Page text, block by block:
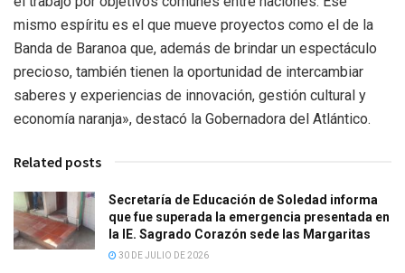
mismo espíritu es el que mueve proyectos como el de la
Banda de Baranoa que, además de brindar un espectáculo
precioso, también tienen la oportunidad de intercambiar
saberes y experiencias de innovación, gestión cultural y
economía naranja», destacó la Gobernadora del Atlántico.
Related posts
Secretaría de Educación de Soledad informa
que fue superada la emergencia presentada en
la IE. Sagrado Corazón sede las Margaritas
30 DE JULIO DE 2026